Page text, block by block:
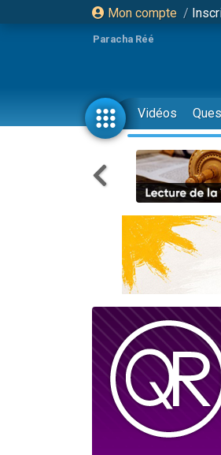
Mon compte /
Paracha Réé
Vidéos